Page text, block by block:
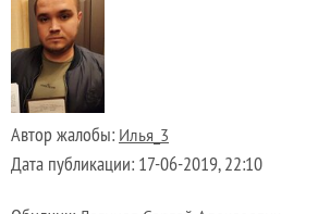
Автор жалобы: Илья_3
Дата публикации: 17-06-2019, 22:10